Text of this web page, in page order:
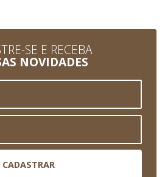
SE E RECEBA
NOVIDADES
CADASTRAR